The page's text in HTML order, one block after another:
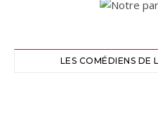
LES COMÉDIENS DE